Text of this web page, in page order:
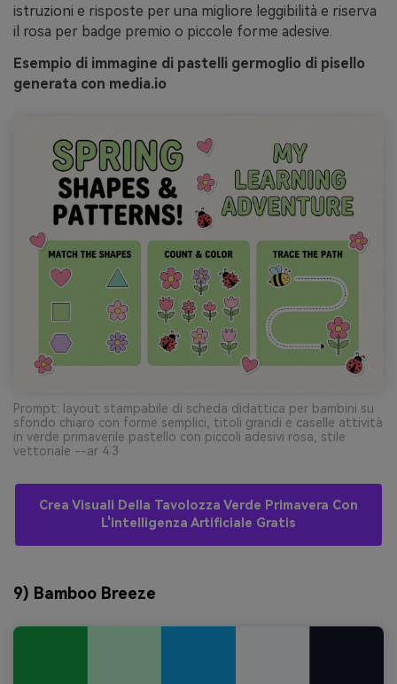
istruzioni e risposte per una migliore leggibilità e riserva
il rosa per badge premio o piccole forme adesive.
Esempio di immagine di pastelli germoglio di pisello
generata con media.io
Prompt: layout stampabile di scheda didattica per bambini su
sfondo chiaro con forme semplici, titoli grandi e caselle attività
in verde primaverile pastello con piccoli adesivi rosa, stile
vettoriale --ar 4:3
Crea Visuali Della Tavolozza Verde Primavera Con
L'intelligenza Artificiale Gratis
9) Bamboo Breeze